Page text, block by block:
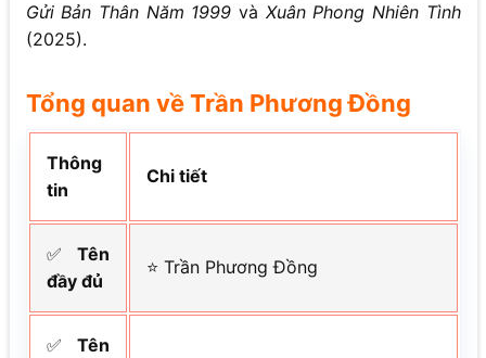
Gửi Bản Thân Năm 1999 và Xuân Phong Nhiên Tình
(2025).
Tổng quan về Trần Phương Đồng
Thông
tin
Chi tiết
✅ Tên
đầy đủ
⭐ Trần Phương Đồng
✅ Tên